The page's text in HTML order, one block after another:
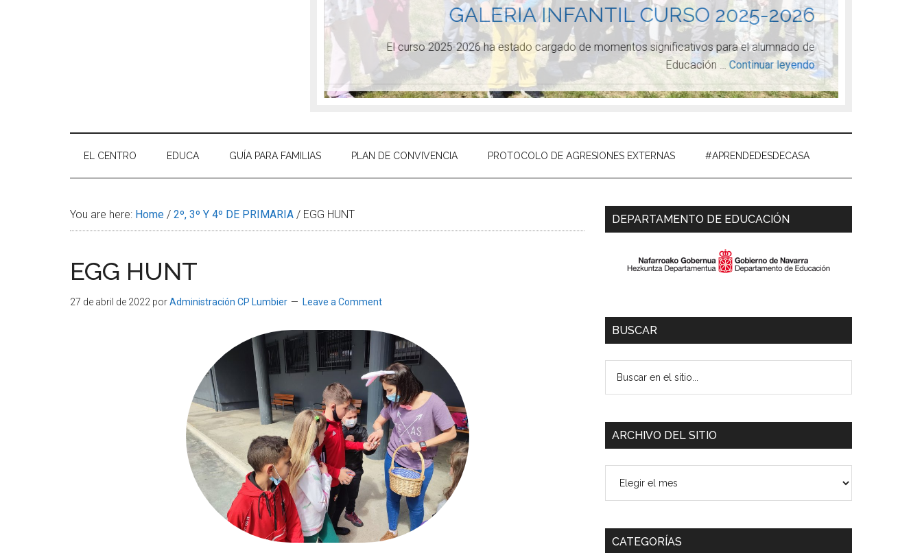
GALERIA INFANTIL CURSO 2025-2026
El curso 2025-2026 ha estado cargado de momentos significativos para el alumnado de
Educación … Continuar leyendo
EL CENTRO EDUCA GUÍA PARA FAMILIAS PLAN DE CONVIVENCIA PROTOCOLO DE AGRESIONES EXTERNAS #APRENDEDESDECASA
You are here: Home / 2º, 3º Y 4º DE PRIMARIA / EGG HUNT
EGG HUNT
27 de abril de 2022 porAdministración CP Lumbier Leave a Comment
Primary
DEPARTAMENTO DE EDUCACIÓN
BUSCAR
sitio...
ARCHIVO DEL SITIO
CATEGORÍAS